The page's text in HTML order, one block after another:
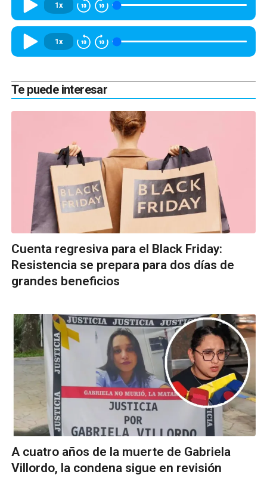
1x
1x
Te puede interesar
Cuenta regresiva para el Black Friday:
Resistencia se prepara para dos días de
grandes beneficios
A cuatro años de la muerte de Gabriela
Villordo, la condena sigue en revisión